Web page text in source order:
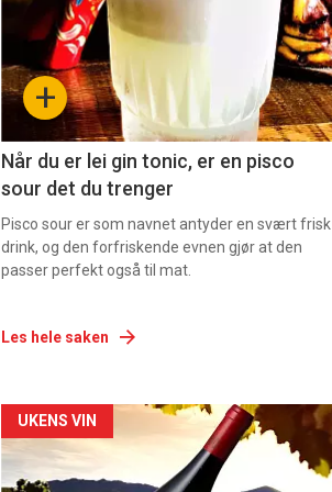
+
Når du er lei gin tonic, er en pisco
sour det du trenger
Pisco sour er som navnet antyder en svært frisk
drink, og den forfriskende evnen gjør at den
passer perfekt også til mat.
Les hele saken
Forsiden
akkurat
UKENS VIN